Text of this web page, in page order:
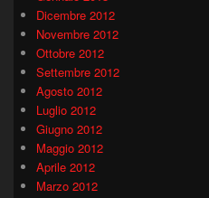
Dicembre 2012
Novembre 2012
Ottobre 2012
Settembre 2012
Agosto 2012
Luglio 2012
Giugno 2012
Maggio 2012
Aprile 2012
Marzo 2012